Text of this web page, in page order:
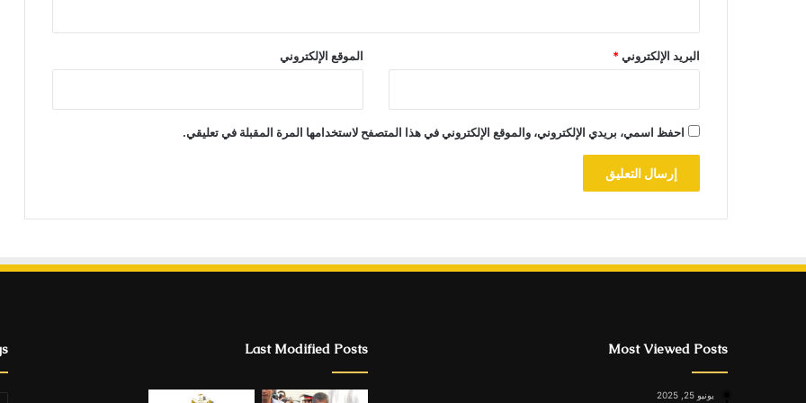
البريد الإلكتروني* الموقع الإلكتروني
احفظ اسمي، بريدي الإلكتروني، والموقع الإلكتروني في هذا المتصفح لاستخدامها المرة المقبلة في تعليقي.
Most Viewed Posts
يونيو 25, 2025
Last Modified Posts